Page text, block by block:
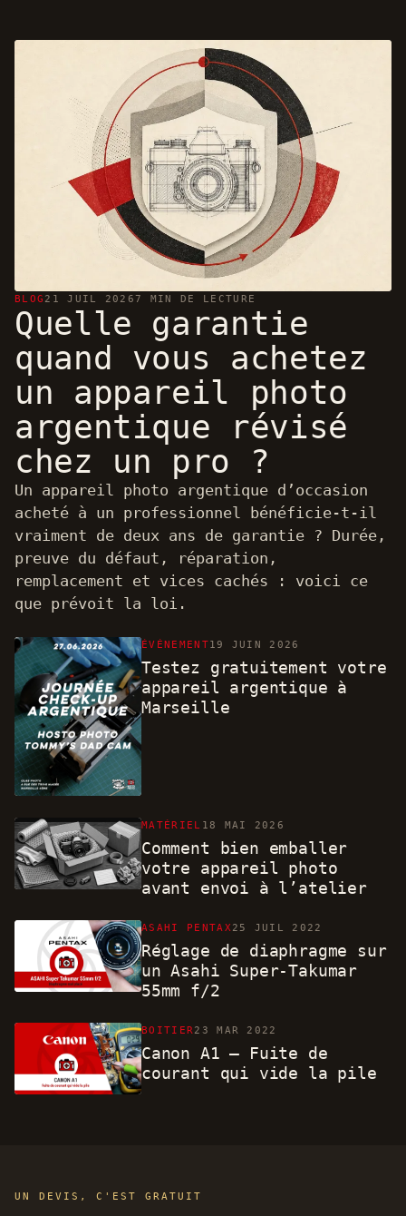
BLOG 21 JUIL 20267 MIN DE LECTURE
Quelle garantie
quand vous achetez
un appareil photo
argentique révisé
chez un pro ?
Un appareil photo argentique d’occasion
acheté à un professionnel bénéficie-t-il
vraiment de deux ans de garantie ? Durée,
preuve du défaut, réparation,
remplacement et vices cachés : voici ce
que prévoit la loi.
ÉVÉNEMENT19 JUIN 2026
Testez gratuitement votre
appareil argentique à
Marseille
MATÉRIEL 18 MAI 2026
Comment bien emballer
votre appareil photo
avant envoi à l’atelier
ASAHI PENTAX25 JUIL 2022
Réglage de diaphragme sur
un Asahi Super-Takumar
55mm f/2
BOITIER23 MAR 2022
Canon A1 – Fuite de
courant qui vide la pile
UN DEVIS, C'EST GRATUIT